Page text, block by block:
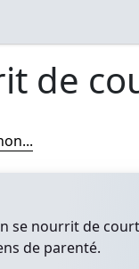
de
se nourrit de
de parenté.